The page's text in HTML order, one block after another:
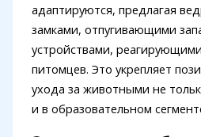
адаптируются, предлагая
замками, отпугивающими
устройствами,
питомцев. Это укрепляет
ухода за животными не
и в образовательном